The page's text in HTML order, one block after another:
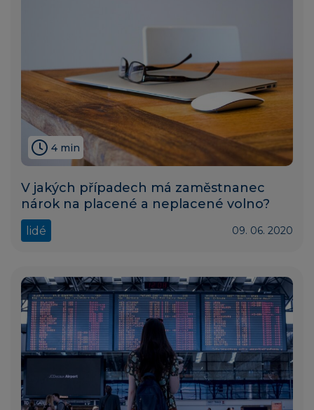
4 min
V jakých případech má zaměstnanec
nárok na placené a neplacené volno?
lidé 09. 06. 2020